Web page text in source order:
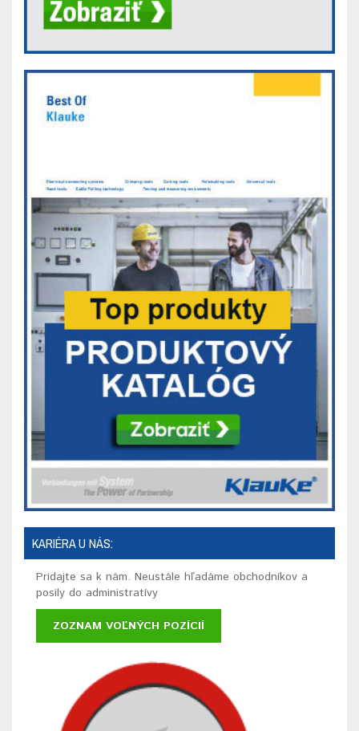
KARIÉRA U NÁS:
Pridajte sa k nám. Neustále hľadáme obchodníkov a
posily do administratívy
ZOZNAM VOĽNÝCH POZÍCIÍ